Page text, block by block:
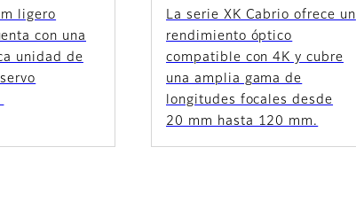
ligero
con una
unidad de
La serie XK Cabrio ofrece un
rendimiento óptico
compatible con 4K y cubre
una amplia gama de
longitudes focales desde
20 mm hasta 120 mm.